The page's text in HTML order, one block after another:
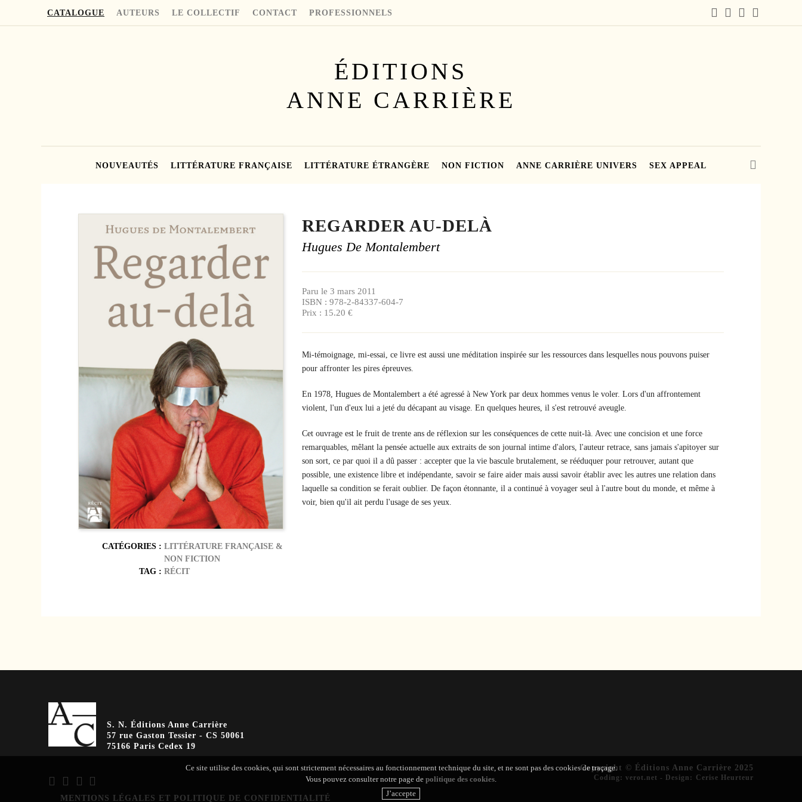
CATALOGUE AUTEURS LE COLLECTIF CONTACT PROFESSIONNELS
ÉDITIONS
ANNE CARRIÈRE
NOUVEAUTÉS LITTÉRATURE FRANÇAISE LITTÉRATURE ÉTRANGÈRE NON FICTION ANNE CARRIÈRE UNIVERS SEX APPEAL
CATÉGORIES : LITTÉRATURE FRANÇAISE&
NON FICTION
TAG : RÉCIT
REGARDER AU-DELÀ
Hugues De Montalembert
Paru le 3 mars 2011
ISBN : 978-2-84337-604-7
Prix : 15.20 €
Mi-témoignage, mi-essai, ce livre est aussi une méditation inspirée sur les ressources dans lesquelles nous pouvons puiser
pour affronter les pires épreuves.
En 1978, Hugues de Montalembert a été agressé à New York par deux hommes venus le voler. Lors d'un affrontement
violent, l'un d'eux lui a jeté du décapant au visage. En quelques heures, il s'est retrouvé aveugle.
Cet ouvrage est le fruit de trente ans de réflexion sur les conséquences de cette nuit-là. Avec une concision et une force
remarquables, mêlant la pensée actuelle aux extraits de son journal intime d'alors, l'auteur retrace, sans jamais s'apitoyer sur
son sort, ce par quoi il a dû passer : accepter que la vie bascule brutalement, se rééduquer pour retrouver, autant que
possible, une existence libre et indépendante, savoir se faire aider mais aussi savoir établir avec les autres une relation dans
laquelle sa condition se ferait oublier. De façon étonnante, il a continué à voyager seul à l'autre bout du monde, et même à
voir, bien qu'il ait perdu l'usage de ses yeux.
S. N. Éditions Anne Carrière
57 rue Gaston Tessier - CS 50061
75166 Paris Cedex 19
MENTIONS LÉGALES ET POLITIQUE DE CONFIDENTIALITÉ
Copyright © Éditions Anne Carrière 2025
Coding :verot.net - Design : Cerise Heurteur
Ce site utilise des cookies, qui sont strictement nécessaires au fonctionnement technique du site, et ne sont pas des cookies de traçage.
Vous pouvez consulter notre page de politique des cookies.